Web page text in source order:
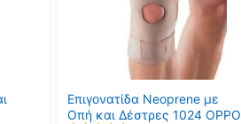
Επιγονατίδα Neoprene με
Οπή και Δέστρες 1024 OPPO
παραλλαγές.
μπορούν
να